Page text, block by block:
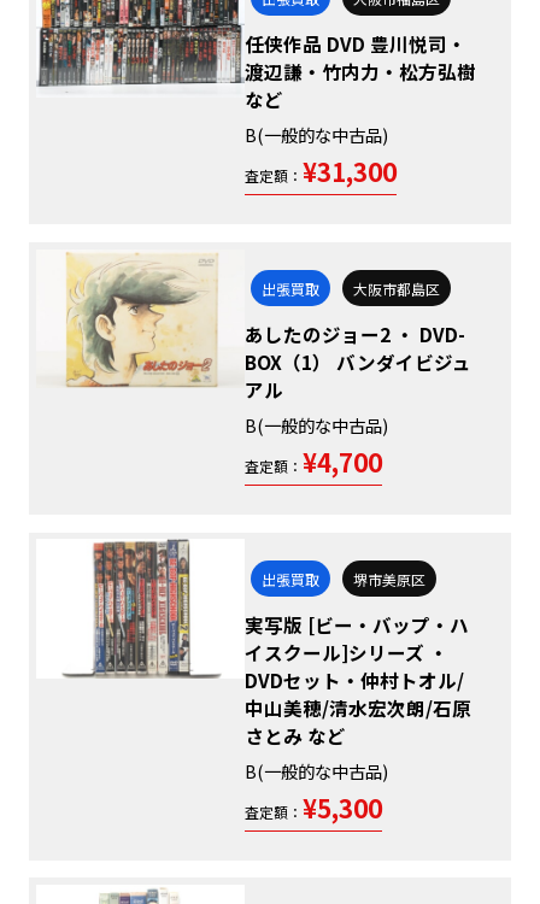
任侠作品 DVD 豊川悦司・
渡辺謙・竹内力・松方弘樹
など
B(一般的な中古品)
査定額： ¥31,300
出張買取 大阪市都島区
あしたのジョー2 ・ DVD-
BOX（1） バンダイビジュ
アル
B(一般的な中古品)
査定額： ¥4,700
出張買取 堺市美原区
実写版 [ビー・バップ・ハ
イスクール]シリーズ ・
DVDセット・仲村トオル/
中山美穂/清水宏次朗/石原
さとみ など
B(一般的な中古品)
査定額： ¥5,300